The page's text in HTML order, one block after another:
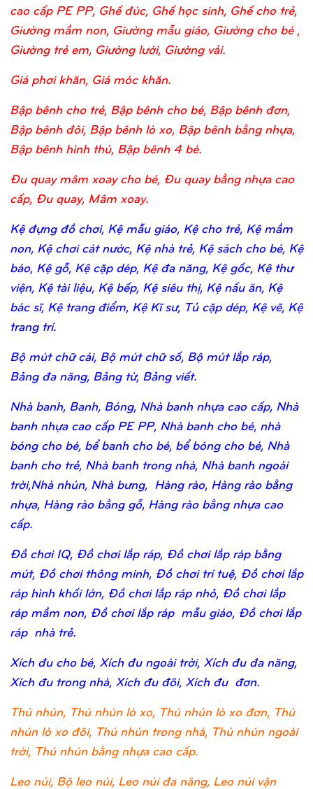
cao cấp PE PP, Ghế đúc, Ghế học sinh, Ghế cho trẻ,
Giường mầm non, Giường mẫu giáo, Giường cho bé ,
Giường trẻ em, Giường lưới, Giường vải.
Giá phơi khăn, Giá móc khăn.
Bập bênh cho trẻ, Bập bênh cho bé, Bập bênh đơn,
Bập bênh đôi, Bập bênh lò xo, Bập bênh bằng nhựa,
Bập bênh hình thú, Bập bênh 4 bé.
Đu quay mâm xoay cho bé, Đu quay bằng nhựa cao
cấp, Đu quay, Mâm xoay.
Kệ đựng đồ chơi, Kệ mẫu giáo, Kệ cho trẻ, Kệ mầm
non, Kệ chơi cát nước, Kệ nhà trẻ, Kệ sách cho bé, Kệ
báo, Kệ gỗ, Kệ cặp dép, Kệ đa năng, Kệ gốc, Kệ thư
viện, Kệ tài liệu, Kệ bếp, Kệ siêu thị, Kệ nấu ăn, Kệ
bác sĩ, Kệ trang điểm, Kệ Kĩ sư, Tủ cặp dép, Kệ vẽ, Kệ
trang trí.
Bộ mút chữ cái, Bộ mút chữ số, Bộ mút lắp ráp,
Bảng đa năng, Bảng từ, Bảng viết.
Nhà banh, Banh, Bóng, Nhà banh nhựa cao cấp, Nhà
banh nhựa cao cấp PE PP, Nhà banh cho bé, nhà
bóng cho bé, bể banh cho bé, bể bóng cho bé, Nhà
banh cho trẻ, Nhà banh trong nhà, Nhà banh ngoài
trời,Nhà nhún, Nhà bưng, Hàng rào, Hàng rào bằng
nhựa, Hàng rào bằng gỗ, Hàng rào bằng nhựa cao
cấp.
Đồ chơi IQ, Đồ chơi lắp ráp, Đồ chơi lắp ráp bằng
mút, Đồ chơi thông minh, Đồ chơi trí tuệ, Đồ chơi lắp
ráp hình khối lớn, Đồ chơi lắp ráp nhỏ, Đồ chơi lắp
ráp mầm non, Đồ chơi lắp ráp mẫu giáo, Đồ chơi lắp
ráp nhà trẻ.
Xích đu cho bé, Xích đu ngoài trời, Xích đu đa năng,
Xích đu trong nhà, Xích đu đôi, Xích đu đơn.
Thú nhún, Thú nhún lò xo, Thú nhún lò xo đơn, Thú
nhún lò xo đôi, Thú nhún trong nhà, Thú nhún ngoài
trời, Thú nhún bằng nhựa cao cấp.
Leo núi, Bộ leo núi, Leo núi đa năng, Leo núi vận